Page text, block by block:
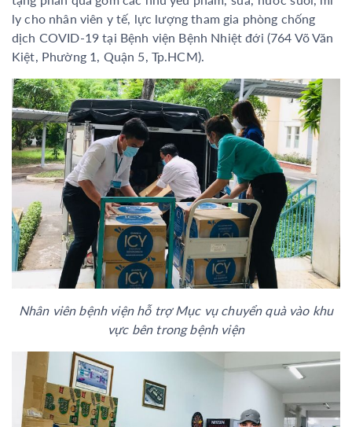
ly cho nhân viên y tế, lực lượng tham gia phòng chống
dịch COVID-19 tại Bệnh viện Bệnh Nhiệt đới (764 Võ Văn
Kiệt, Phường 1, Quận 5, Tp.HCM).
Nhân viên bệnh viện hỗ trợ Mục vụ chuyển quà vào khu
vực bên trong bệnh viện